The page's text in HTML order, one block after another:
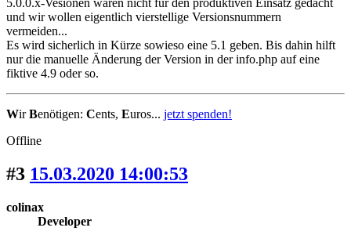
5.0.0.x-Vesionen waren nicht für den produktiven Einsatz gedacht
und wir wollen eigentlich vierstellige Versionsnummern
vermeiden...
Es wird sicherlich in Kürze sowieso eine 5.1 geben. Bis dahin hilft
nur die manuelle Änderung der Version in der info.php auf eine
fiktive 4.9 oder so.
WirBenötigen: Cents, Euros... jetzt spenden!
Offline
#3 15.03.2020 14:00:53
colinax
Developer